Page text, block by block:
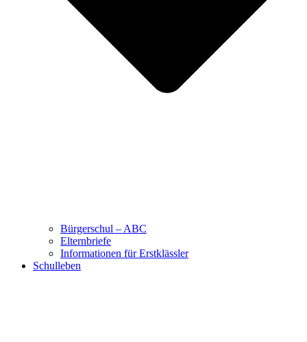
Bürgerschul – ABC
Elternbriefe
Informationen für Erstklässler
Schulleben